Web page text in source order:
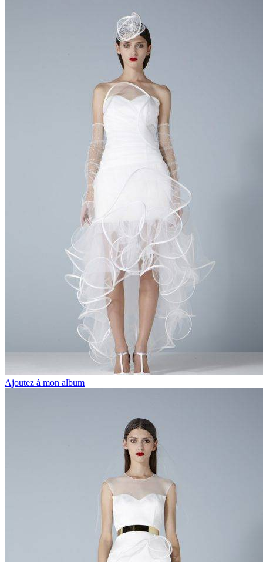
Ajoutez à mon album